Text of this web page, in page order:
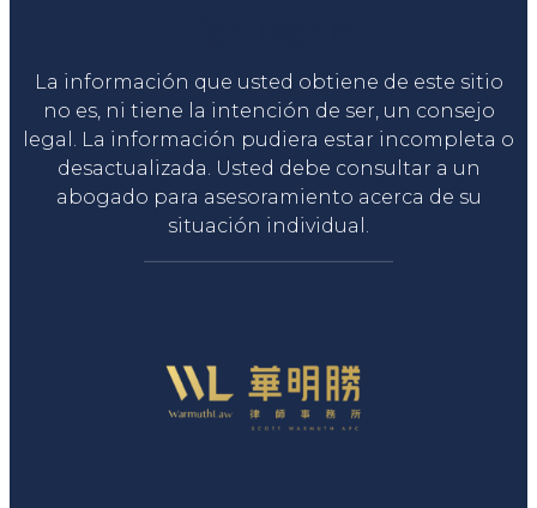
La información que usted obtiene de este sitio
no es, ni tiene la intención de ser, un consejo
legal. La información pudiera estar incompleta o
desactualizada. Usted debe consultar a un
abogado para asesoramiento acerca de su
situación individual.